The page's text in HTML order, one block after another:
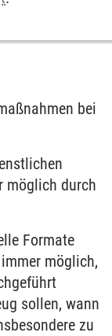
bei
möglich durch
Formate
möglich,
sollen, wann
zu